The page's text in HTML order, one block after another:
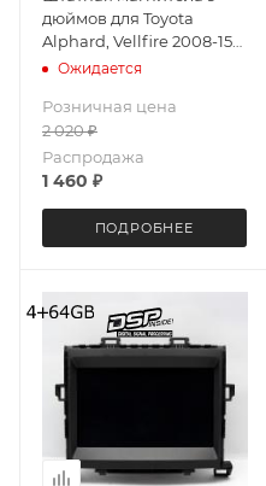
дюймов для Toyota
Alphard, Vellfire 2008-15
MEKEDE M6 PLUS 4026-
4+64 Gb
Ожидается
Розничная цена
2 020₽
Распродажа
1 460 ₽
ПОДРОБНЕЕ